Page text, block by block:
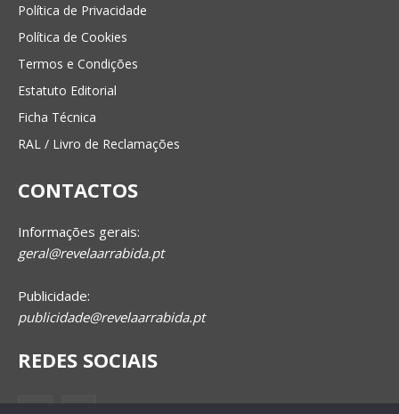
Política de Privacidade
Política de Cookies
Termos e Condições
Estatuto Editorial
Ficha Técnica
RAL / Livro de Reclamações
CONTACTOS
Informações gerais:
geral@revelaarrabida.pt
Publicidade:
publicidade@revelaarrabida.pt
REDES SOCIAIS